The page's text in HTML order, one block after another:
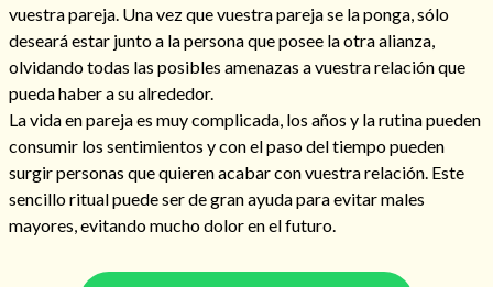
Consulta de tarot online
vuestra pareja. Una vez que vuestra pareja se la ponga, sólo
deseará estar junto a la persona que posee la otra alianza,
olvidando todas las posibles amenazas a vuestra relación que
pueda haber a su alrededor.
La vida en pareja es muy complicada, los años y la rutina pueden
consumir los sentimientos y con el paso del tiempo pueden
surgir personas que quieren acabar con vuestra relación. Este
sencillo ritual puede ser de gran ayuda para evitar males
mayores, evitando mucho dolor en el futuro.